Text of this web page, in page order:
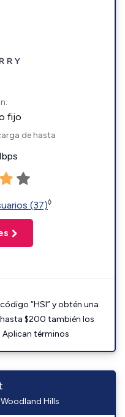
fijo
de hasta
(37)◊
“HSI” y obtén una
$200 también los
términos
Hills